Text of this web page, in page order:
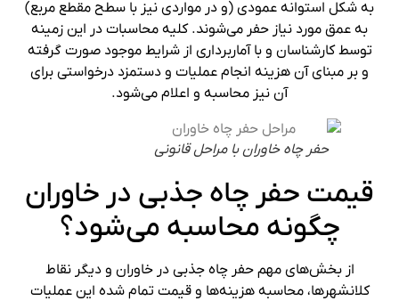
به شکل استوانه عمودی (و در مواردی نیز با سطح مقطع مربع)
به عمق مورد نیاز حفر می‌شوند. کلیه محاسبات در این زمینه
توسط کارشناسان و با آماربرداری از شرایط موجود صورت گرفته
و بر مبنای آن هزینه انجام عملیات و دستمزد درخواستی برای
آن نیز محاسبه و اعلام می‌شود.
حفر چاه خاوران با مراحل قانونی
قیمت حفر چاه جذبی در خاوران
چگونه محاسبه می‌شود؟
از بخش‌های مهم حفر چاه جذبی در خاوران و دیگر نقاط
کلانشهرها، محاسبه هزینه‌ها و قیمت تمام شده این عملیات